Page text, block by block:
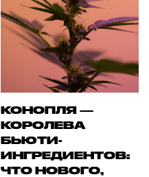
КОНОПЛЯ —
КОРОЛЕВА
БЬЮТИ-
ИНГРЕДИЕНТОВ:
ЧТО НОВОГО,